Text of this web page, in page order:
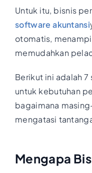
Untuk itu, bisnis
software akuntansi
otomatis,
memudahkan
Berikut ini adalah
untuk kebutuhan
bagaimana
mengatasi
Mengapa